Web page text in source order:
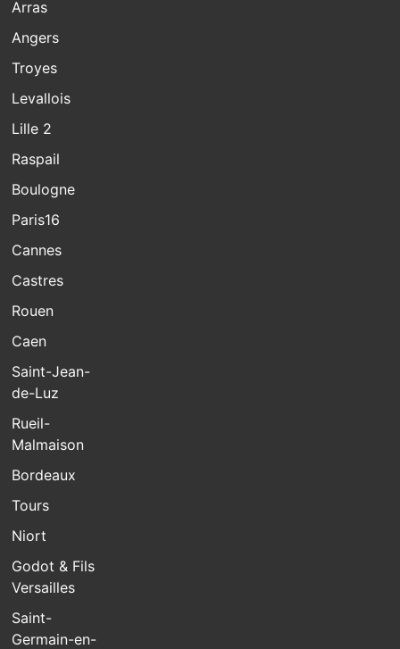
Arras
Angers
Troyes
Levallois
Lille 2
Raspail
Boulogne
Paris16
Cannes
Castres
Rouen
Caen
Saint-Jean-
de-Luz
Rueil-
Malmaison
Bordeaux
Tours
Niort
Godot & Fils
Versailles
Saint-
Germain-en-